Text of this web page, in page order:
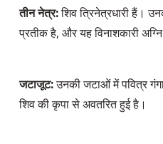
तीन नेत्र: शिव त्रिनेत्रधारी हैं।
प्रतीक है, और यह विनाशकारी
जटाजूट: उनकी जटाओं में पवित्र गंगा
शिव की कृपा से अवतरित हुई है।